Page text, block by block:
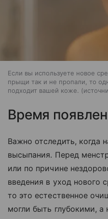
Если вы используете новое
прыщи так и не пропали, то
подходит вашей коже.
Время
Важно отследить, когда
высыпания. Перед
или по причине
введения в уход нового
то это естественное
могли быть глубокими,